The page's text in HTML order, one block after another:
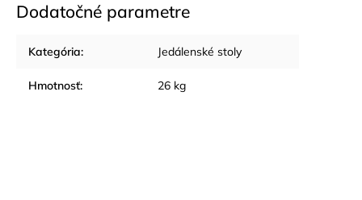
Dodatočné parametre
Kategória: Jedálenské stoly
Hmotnosť: 26 kg